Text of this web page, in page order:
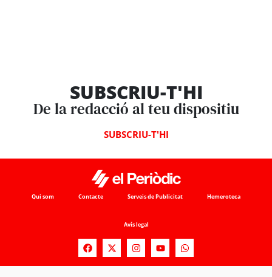
SUBSCRIU-T'HI
De la redacció al teu dispositiu
SUBSCRIU-T'HI
Qui som Contacte Serveis de Publicitat Hemeroteca
Avís legal